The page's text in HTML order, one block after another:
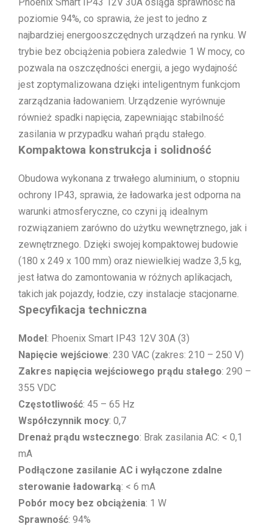
poziomie 94%, co sprawia, że jest to jedno z
najbardziej energooszczędnych urządzeń na rynku. W
trybie bez obciążenia pobiera zaledwie 1 W mocy, co
pozwala na oszczędności energii, a jego wydajność
jest zoptymalizowana dzięki inteligentnym funkcjom
zarządzania ładowaniem. Urządzenie wyrównuje
również spadki napięcia, zapewniając stabilność
zasilania w przypadku wahań prądu stałego.
Kompaktowa konstrukcja i solidność
Obudowa wykonana z trwałego aluminium, o stopniu
ochrony IP43, sprawia, że ładowarka jest odporna na
warunki atmosferyczne, co czyni ją idealnym
rozwiązaniem zarówno do użytku wewnętrznego, jak i
zewnętrznego. Dzięki swojej kompaktowej budowie
(180 x 249 x 100 mm) oraz niewielkiej wadze 3,5 kg,
jest łatwa do zamontowania w różnych aplikacjach,
takich jak pojazdy, łodzie, czy instalacje stacjonarne.
Specyfikacja techniczna
Model: Phoenix Smart IP43 12V 30A (3)
Napięcie wejściowe: 230 VAC (zakres: 210 – 250 V)
Zakres napięcia wejściowego prądu stałego: 290 –
355 VDC
Częstotliwość: 45 – 65 Hz
Współczynnik mocy: 0,7
Drenaż prądu wstecznego: Brak zasilania AC: < 0,1
mA
Podłączone zasilanie AC i wyłączone zdalne
sterowanie ładowarką: < 6 mA
Pobór mocy bez obciążenia: 1 W
Sprawność: 94%